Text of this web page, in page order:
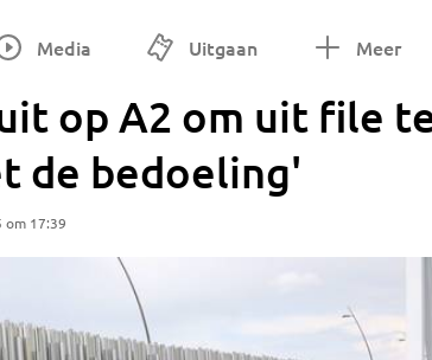
Media Uitgaan Meer
op A2 om uit file
de bedoeling'
om 17:39